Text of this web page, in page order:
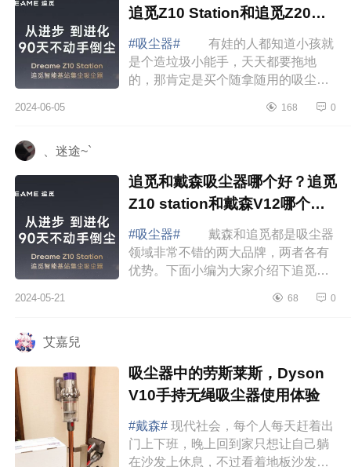
追觅Z10 Station和追觅Z20
Station怎么选
#吸尘器#
有娃的人都知道小孩就
是个造垃圾小能手，天天都要拖地
的，那肯定是买个随拿随用的吸尘器
吸尘器哪个型号性价比高？追觅
2024-06-05 168 0
、迷途~`
追觅和戴森吸尘器哪个好？追觅
Z10 station和戴森V12哪个更
值得购买
#吸尘器#
戴森和追觅都是吸尘器
领域非常不错的两大品牌，两者各有
优势。下面小编为大家介绍下追觅和
和戴森V12哪个更值得购买 追觅
2024-05-21 68 0
艾嘉兒
吸尘器中的劳斯莱斯，Dyson
V10手持无绳吸尘器使用体验
#戴森# 现代社会，每个人每天赶着出
门上下班，晚上回到家只想让自己躺
在沙发上休息，不过看着地板沙发上